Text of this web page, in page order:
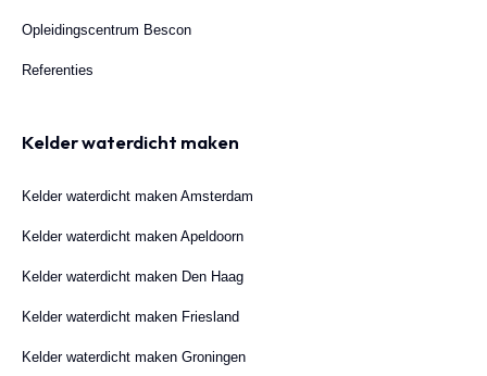
Opleidingscentrum Bescon
Referenties
Kelder waterdicht maken
Kelder waterdicht maken Amsterdam
Kelder waterdicht maken Apeldoorn
Kelder waterdicht maken Den Haag
Kelder waterdicht maken Friesland
Kelder waterdicht maken Groningen